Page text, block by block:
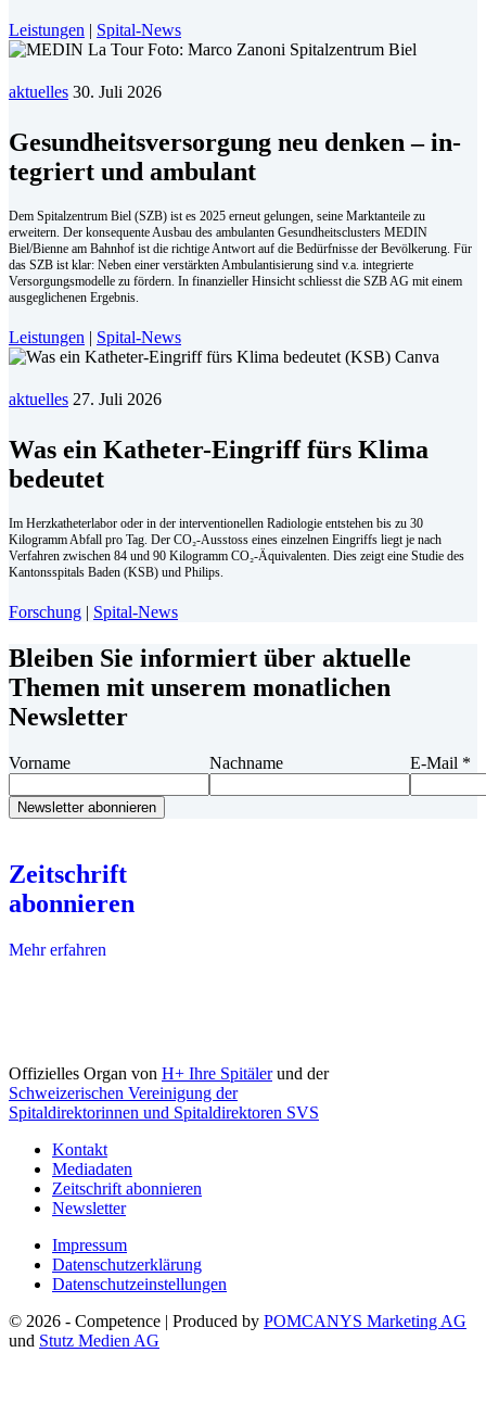
Leistungen | Spital-News
aktuelles 30. Juli 2026
Ge­sund­heits­ver­sor­gung neu den­ken – in­
te­griert und am­bu­lant
Dem Spitalzentrum Biel (SZB) ist es 2025 erneut gelungen, seine Marktanteile zu
erweitern. Der konsequente Ausbau des ambulanten Gesundheitsclusters MEDIN
Biel/Bienne am Bahnhof ist die richtige Antwort auf die Bedürfnisse der Bevölkerung. Für
das SZB ist klar: Neben einer verstärkten Ambulantisierung sind v.a. integrierte
Versorgungsmodelle zu fördern. In finanzieller Hinsicht schliesst die SZB AG mit einem
ausgeglichenen Ergebnis.
Leistungen | Spital-News
aktuelles 27. Juli 2026
Was ein Katheter-Eingriff fürs Klima
bedeutet
Im Herzkatheterlabor oder in der interventionellen Radiologie entstehen bis zu 30
Kilogramm Abfall pro Tag. Der CO₂-Ausstoss eines einzelnen Eingriffs liegt je nach
Verfahren zwischen 84 und 90 Kilogramm CO₂-Äquivalenten. Dies zeigt eine Studie des
Kantonsspitals Baden (KSB) und Philips.
Forschung | Spital-News
Bleiben Sie informiert über aktuelle
Themen mit unserem monatlichen
Newsletter
Vorname Nachname E-Mail *
Zeitschrift
abonnieren
Mehr erfahren
Offizielles Organ von H+ Ihre Spitälerund der
Schweizerischen Vereinigung der
Spitaldirektorinnen und Spitaldirektoren SVS
Kontakt
Mediadaten
Zeitschrift abonnieren
Newsletter
Impressum
Datenschutzerklärung
Datenschutzeinstellungen
© 2026 - Competence | Produced by POMCANYS Marketing AG
und Stutz Medien AG